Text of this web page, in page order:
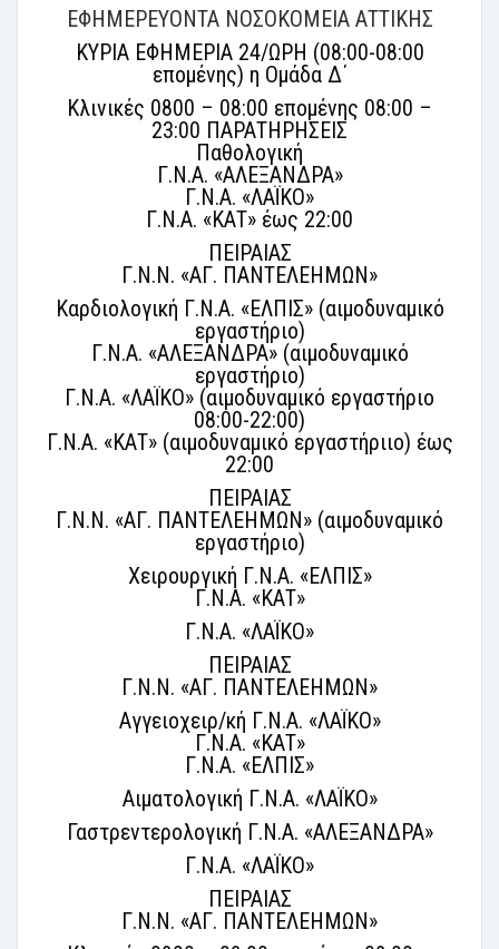
ΕΦΗΜΕΡΕΥΟΝΤΑ ΝΟΣΟΚΟΜΕΙΑ ΑΤΤΙΚΗΣ
ΚΥΡΙΑ ΕΦΗΜΕΡΙΑ 24/ΩΡΗ (08:00-08:00
επομένης) η Ομάδα Δ΄
Κλινικές 0800 – 08:00 επομένης 08:00 –
23:00 ΠΑΡΑΤΗΡΗΣΕΙΣ
Παθολογική
Γ.Ν.Α. «ΑΛΕΞΑΝΔΡΑ»
Γ.Ν.Α. «ΛΑΪΚΟ»
Γ.Ν.Α. «ΚΑΤ» έως 22:00
ΠΕΙΡΑΙΑΣ
Γ.Ν.Ν. «ΑΓ. ΠΑΝΤΕΛΕΗΜΩΝ»
Καρδιολογική Γ.Ν.Α. «ΕΛΠΙΣ» (αιμοδυναμικό
εργαστήριο)
Γ.Ν.Α. «ΑΛΕΞΑΝΔΡΑ» (αιμοδυναμικό
εργαστήριο)
Γ.Ν.Α. «ΛΑΪΚΟ» (αιμοδυναμικό εργαστήριο
08:00-22:00)
Γ.Ν.Α. «ΚΑΤ» (αιμοδυναμικό εργαστήριιο) έως
22:00
ΠΕΙΡΑΙΑΣ
Γ.Ν.Ν. «ΑΓ. ΠΑΝΤΕΛΕΗΜΩΝ» (αιμοδυναμικό
εργαστήριο)
Χειρουργική Γ.Ν.Α. «ΕΛΠΙΣ»
Γ.Ν.Α. «ΚΑΤ»
Γ.Ν.Α. «ΛΑΪΚΟ»
ΠΕΙΡΑΙΑΣ
Γ.Ν.Ν. «ΑΓ. ΠΑΝΤΕΛΕΗΜΩΝ»
Αγγειοχειρ/κή Γ.Ν.Α. «ΛΑΪΚΟ»
Γ.Ν.Α. «ΚΑΤ»
Γ.Ν.Α. «ΕΛΠΙΣ»
Αιματολογική Γ.Ν.Α. «ΛΑΪΚΟ»
Γαστρεντερολογική Γ.Ν.Α. «ΑΛΕΞΑΝΔΡΑ»
Γ.Ν.Α. «ΛΑΪΚΟ»
ΠΕΙΡΑΙΑΣ
Γ.Ν.Ν. «ΑΓ. ΠΑΝΤΕΛΕΗΜΩΝ»